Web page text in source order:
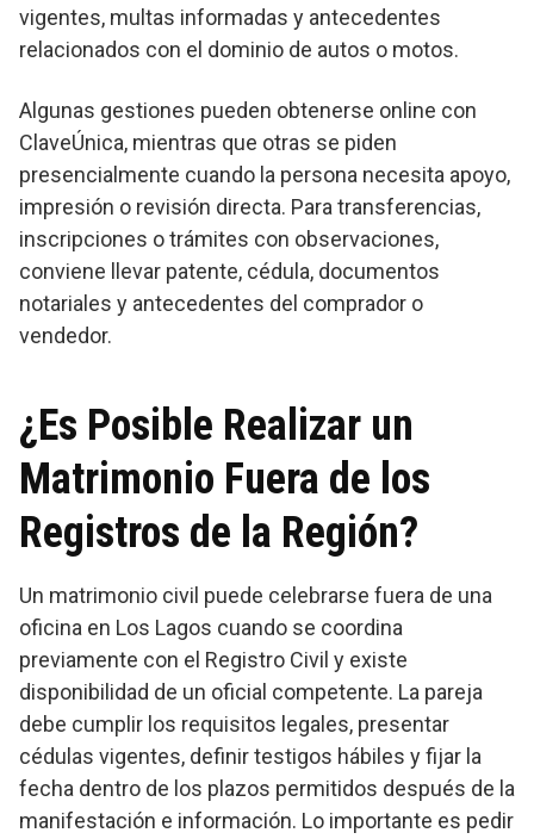
vigentes, multas informadas y antecedentes
relacionados con el dominio de autos o motos.
Algunas gestiones pueden obtenerse online con
ClaveÚnica, mientras que otras se piden
presencialmente cuando la persona necesita apoyo,
impresión o revisión directa. Para transferencias,
inscripciones o trámites con observaciones,
conviene llevar patente, cédula, documentos
notariales y antecedentes del comprador o
vendedor.
¿Es Posible Realizar un
Matrimonio Fuera de los
Registros de la Región?
Un matrimonio civil puede celebrarse fuera de una
oficina en Los Lagos cuando se coordina
previamente con el Registro Civil y existe
disponibilidad de un oficial competente. La pareja
debe cumplir los requisitos legales, presentar
cédulas vigentes, definir testigos hábiles y fijar la
fecha dentro de los plazos permitidos después de la
manifestación e información. Lo importante es pedir